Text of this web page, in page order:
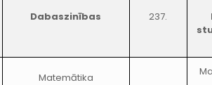
Dabaszinības 237.
Matemātika